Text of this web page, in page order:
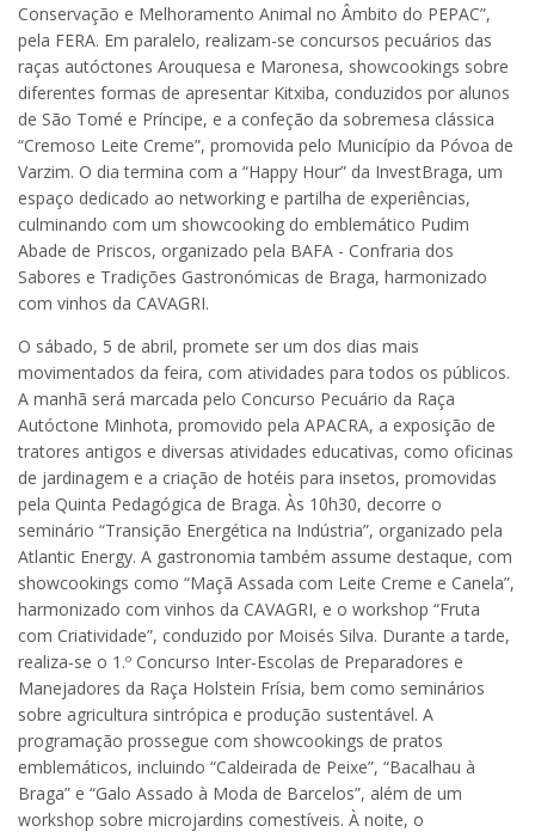
Conservação e Melhoramento Animal no Âmbito do PEPAC”,
pela FERA. Em paralelo, realizam-se concursos pecuários das
raças autóctones Arouquesa e Maronesa, showcookings sobre
diferentes formas de apresentar Kitxiba, conduzidos por alunos
de São Tomé e Príncipe, e a confeção da sobremesa clássica
“Cremoso Leite Creme”, promovida pelo Município da Póvoa de
Varzim. O dia termina com a “Happy Hour” da InvestBraga, um
espaço dedicado ao networking e partilha de experiências,
culminando com um showcooking do emblemático Pudim
Abade de Priscos, organizado pela BAFA - Confraria dos
Sabores e Tradições Gastronómicas de Braga, harmonizado
com vinhos da CAVAGRI.
O sábado, 5 de abril, promete ser um dos dias mais
movimentados da feira, com atividades para todos os públicos.
A manhã será marcada pelo Concurso Pecuário da Raça
Autóctone Minhota, promovido pela APACRA, a exposição de
tratores antigos e diversas atividades educativas, como oficinas
de jardinagem e a criação de hotéis para insetos, promovidas
pela Quinta Pedagógica de Braga. Às 10h30, decorre o
seminário “Transição Energética na Indústria”, organizado pela
Atlantic Energy. A gastronomia também assume destaque, com
showcookings como “Maçã Assada com Leite Creme e Canela”,
harmonizado com vinhos da CAVAGRI, e o workshop “Fruta
com Criatividade”, conduzido por Moisés Silva. Durante a tarde,
realiza-se o 1.º Concurso Inter-Escolas de Preparadores e
Manejadores da Raça Holstein Frísia, bem como seminários
sobre agricultura sintrópica e produção sustentável. A
programação prossegue com showcookings de pratos
emblemáticos, incluindo “Caldeirada de Peixe”, “Bacalhau à
Braga” e “Galo Assado à Moda de Barcelos”, além de um
workshop sobre microjardins comestíveis. À noite, o